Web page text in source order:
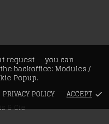
request — you can
backoffice: Modules /
Popup.
PRIVACY POLICY ACCEPT done
& Cie